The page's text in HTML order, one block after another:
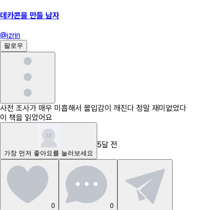
데카콘을 만들 남자
@izrin
팔로우
사전 조사가 매우 미흡해서 몰입감이 깨진다 정말 재미없었다
이 책을 읽었어요
가장 먼저 좋아요 를 눌러보세요
5달 전
0
0